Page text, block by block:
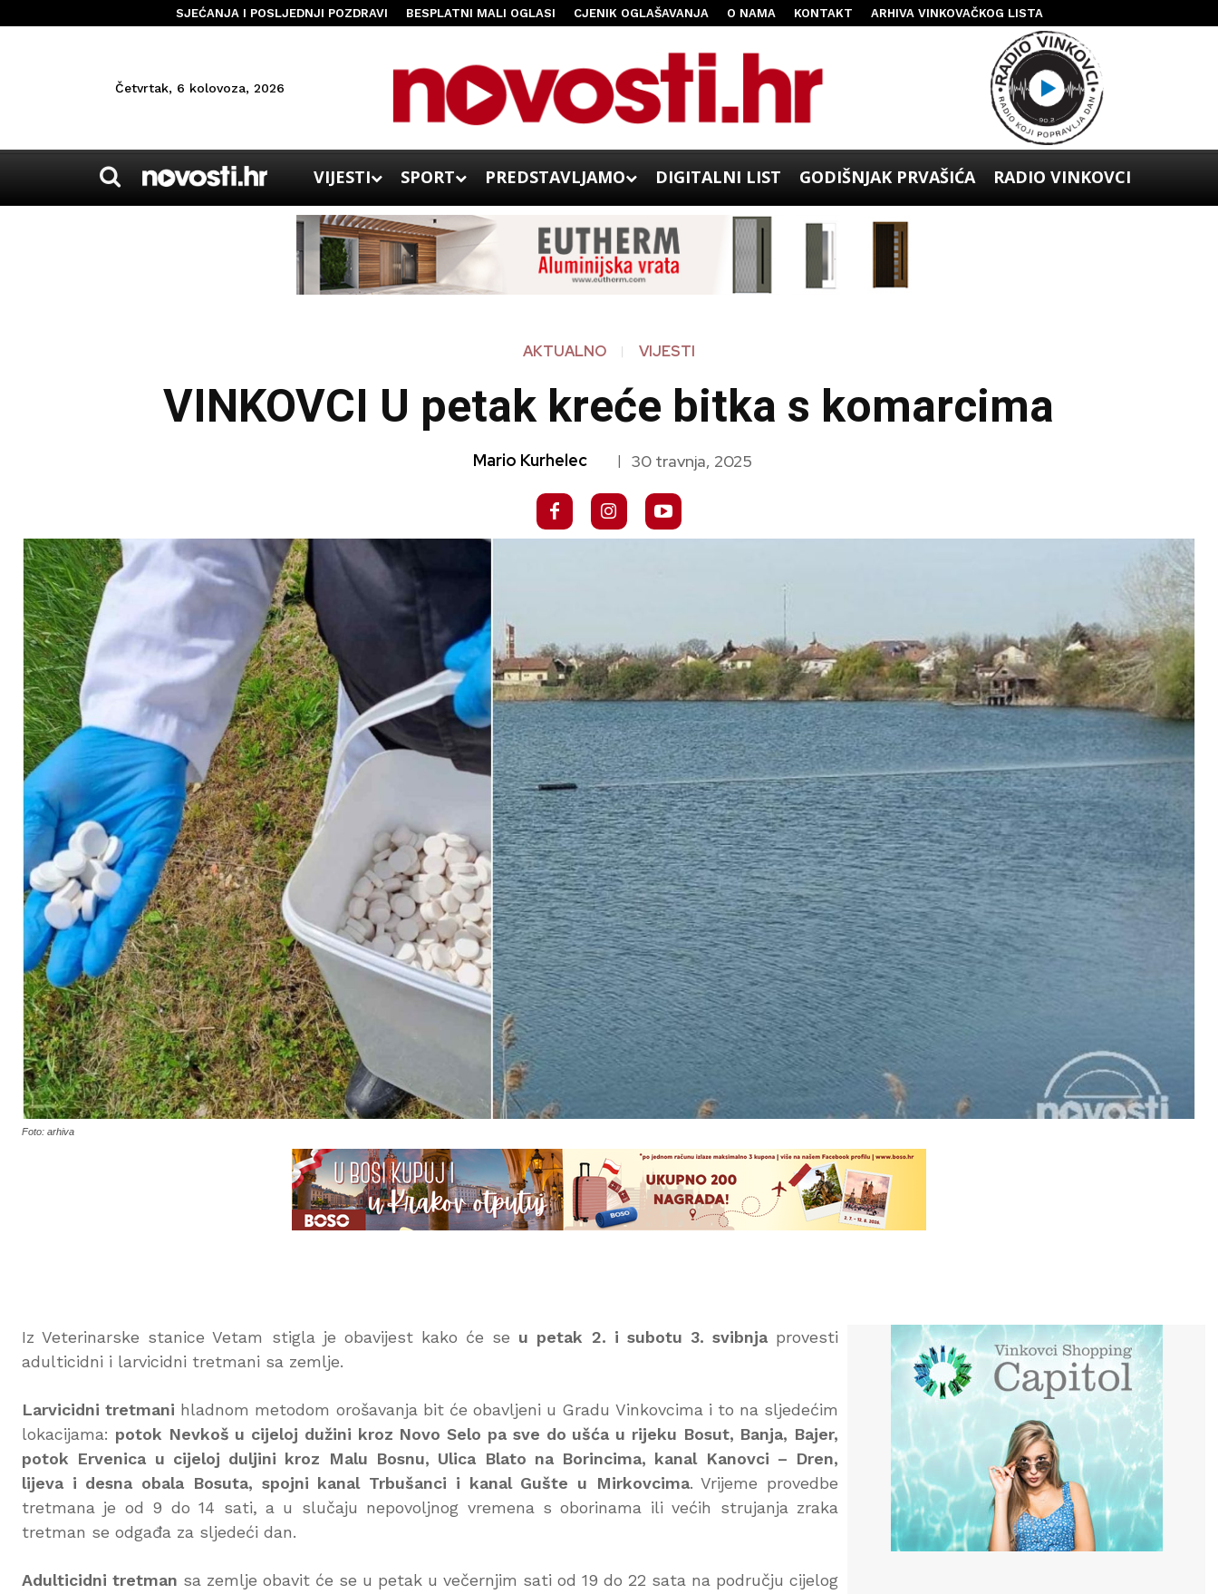
SJEĆANJA I POSLJEDNJI POZDRAVI BESPLATNI MALI OGLASI CJENIK OGLAŠAVANJA O NAMA KONTAKT ARHIVA VINKOVAČKOG LISTA
Četvrtak, 6 kolovoza, 2026
VIJESTI SPORT PREDSTAVLJAMO DIGITALNI LIST GODIŠNJAK PRVAŠIĆA RADIO VINKOVCI
AKTUALNO VIJESTI
VINKOVCI U petak kreće bitka s komarcima
Mario Kurhelec | 30 travnja, 2025
Foto: arhiva
Iz Veterinarske stanice Vetam stigla je obavijest kako će se u petak 2. i subotu 3. svibnjaprovesti
adulticidni i larvicidni tretmani sa zemlje.
Larvicidni tretmani hladnom metodom orošavanja bit će obavljeni u Gradu Vinkovcima i to na sljedećim
lokacijama: potok Nevkoš u cijeloj dužini kroz Novo Selo pa sve do ušća u rijeku Bosut, Banja, Bajer,
potok Ervenica u cijeloj duljini kroz Malu Bosnu, Ulica Blato na Borincima, kanal Kanovci – Dren,
lijeva i desna obala Bosuta, spojni kanal Trbušanci i kanal Gušte u Mirkovcima. Vrijeme provedbe
tretmana je od 9 do 14 sati, a u slučaju nepovoljnog vremena s oborinama ili većih strujanja zraka
tretman se odgađa za sljedeći dan.
Adulticidni tretman sa zemlje obavit će se u petak u večernjim sati od 19 do 22 sata na području cijelog